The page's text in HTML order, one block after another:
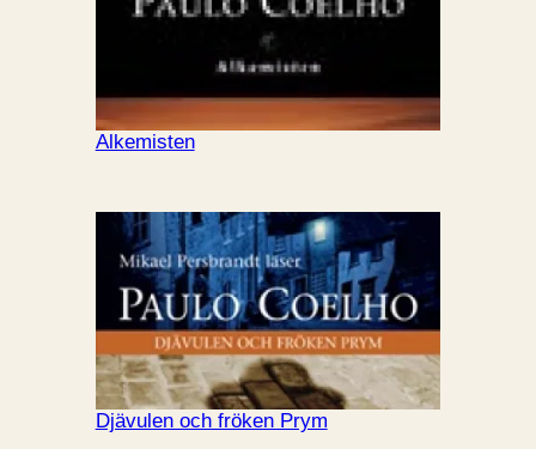
Alkemisten
Djävulen och fröken Prym